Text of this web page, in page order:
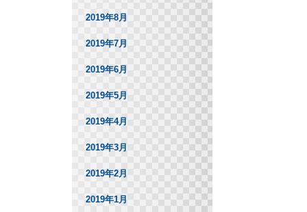
2019年8月
2019年7月
2019年6月
2019年5月
2019年4月
2019年3月
2019年2月
2019年1月